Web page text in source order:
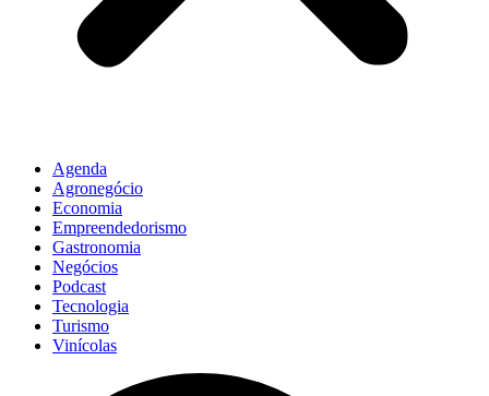
Agenda
Agronegócio
Economia
Empreendedorismo
Gastronomia
Negócios
Podcast
Tecnologia
Turismo
Vinícolas